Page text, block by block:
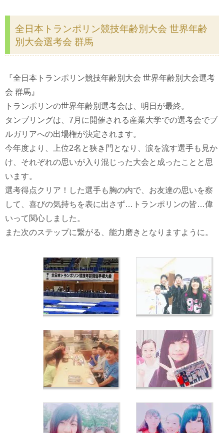
全日本トランポリン競技年齢別大会 世界年齢
別大会選考会 群馬
『全日本トランポリン競技年齢別大会 世界年齢別大会選考
会 群馬』
トランポリンの世界年齢別選考会は、明日が最終。
タンブリングは、7月に開催される産業大学での選考会でブ
ルガリアへの出場権が決定されます。
今年度より、上位2名と狭き門となり、涙を流す選手も見か
け、それぞれの思いが入り混じった大会と成ったことと思
います。
選考得点クリア！した選手も胸の内で、お友達の思いを察
して、喜びの気持ちを表に出さず…トランポリンの皆…偉
いって関心しました。
また次のステップに繋がる、能力磨きとなりますように。